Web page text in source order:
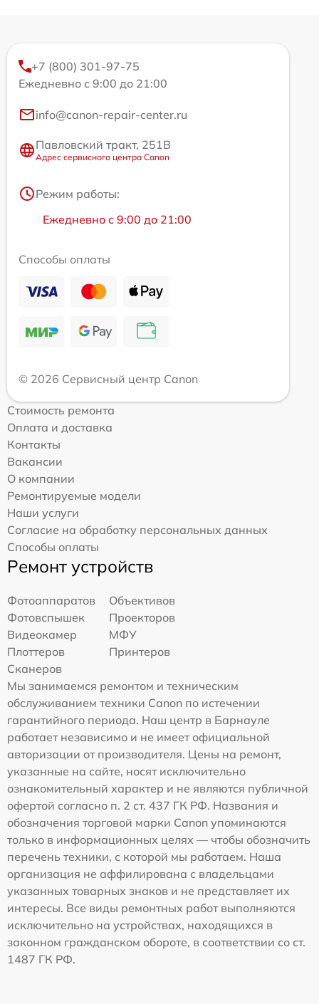
+7 (800) 301-97-75
Ежедневно с 9:00 до 21:00
info@canon-repair-center.ru
Павловский тракт, 251В
Адрес сервисного центра Canon
Режим работы:
Ежедневно с 9:00 до 21:00
Способы оплаты
© 2026 Сервисный центр Canon
Стоимость ремонта
Оплата и доставка
Контакты
Вакансии
О компании
Ремонтируемые модели
Наши услуги
Согласие на обработку персональных данных
Способы оплаты
Ремонт устройств
Фотоаппаратов
Объективов
Фотовспышек
Проекторов
Видеокамер
МФУ
Плоттеров
Принтеров
Сканеров
Мы занимаемся ремонтом и техническим
обслуживанием техники Canon по истечении
гарантийного периода. Наш центр в Барнауле
работает независимо и не имеет официальной
авторизации от производителя. Цены на ремонт,
указанные на сайте, носят исключительно
ознакомительный характер и не являются публичной
офертой согласно п. 2 ст. 437 ГК РФ. Названия и
обозначения торговой марки Canon упоминаются
только в информационных целях — чтобы обозначить
перечень техники, с которой мы работаем. Наша
организация не аффилирована с владельцами
указанных товарных знаков и не представляет их
интересы. Все виды ремонтных работ выполняются
исключительно на устройствах, находящихся в
законном гражданском обороте, в соответствии со ст.
1487 ГК РФ.